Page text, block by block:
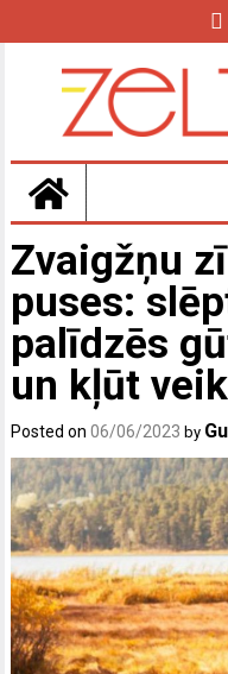
Zvaigžņu
puses:
palīdzēs
un kļūt
Posted on06/06/2023 by